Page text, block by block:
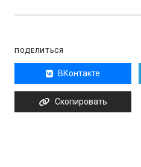
ПОДЕЛИТЬСЯ
ВКонтакте
Скопировать